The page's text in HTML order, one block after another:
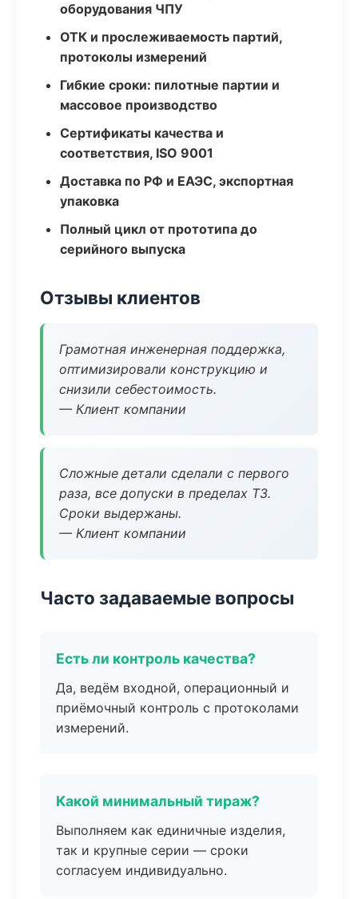
оборудования ЧПУ
ОТК и прослеживаемость партий,
протоколы измерений
Гибкие сроки: пилотные партии и
массовое производство
Сертификаты качества и
соответствия, ISO 9001
Доставка по РФ и ЕАЭС, экспортная
упаковка
Полный цикл от прототипа до
серийного выпуска
Отзывы клиентов
Грамотная инженерная поддержка,
оптимизировали конструкцию и
снизили себестоимость.
— Клиент компании
Сложные детали сделали с первого
раза, все допуски в пределах ТЗ.
Сроки выдержаны.
— Клиент компании
Часто задаваемые вопросы
Есть ли контроль качества?
Да, ведём входной, операционный и
приёмочный контроль с протоколами
измерений.
Какой минимальный тираж?
Выполняем как единичные изделия,
так и крупные серии — сроки
согласуем индивидуально.